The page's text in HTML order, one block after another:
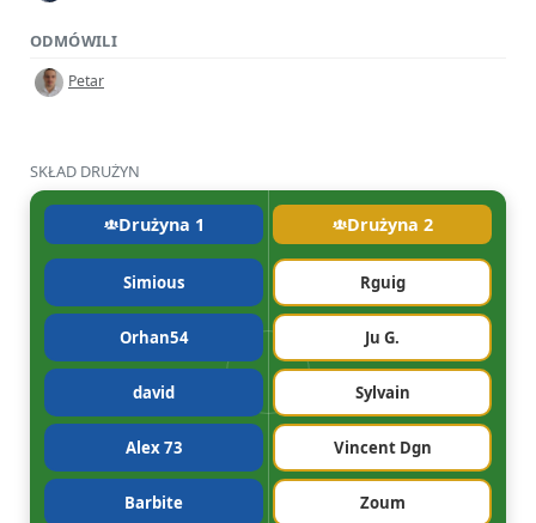
ODMÓWILI
Petar
SKŁAD DRUŻYN
Drużyna 1
Simious
Orhan54
david
Alex 73
Barbite
Drużyna 2
Rguig
Ju G.
Sylvain
Vincent Dgn
Zoum